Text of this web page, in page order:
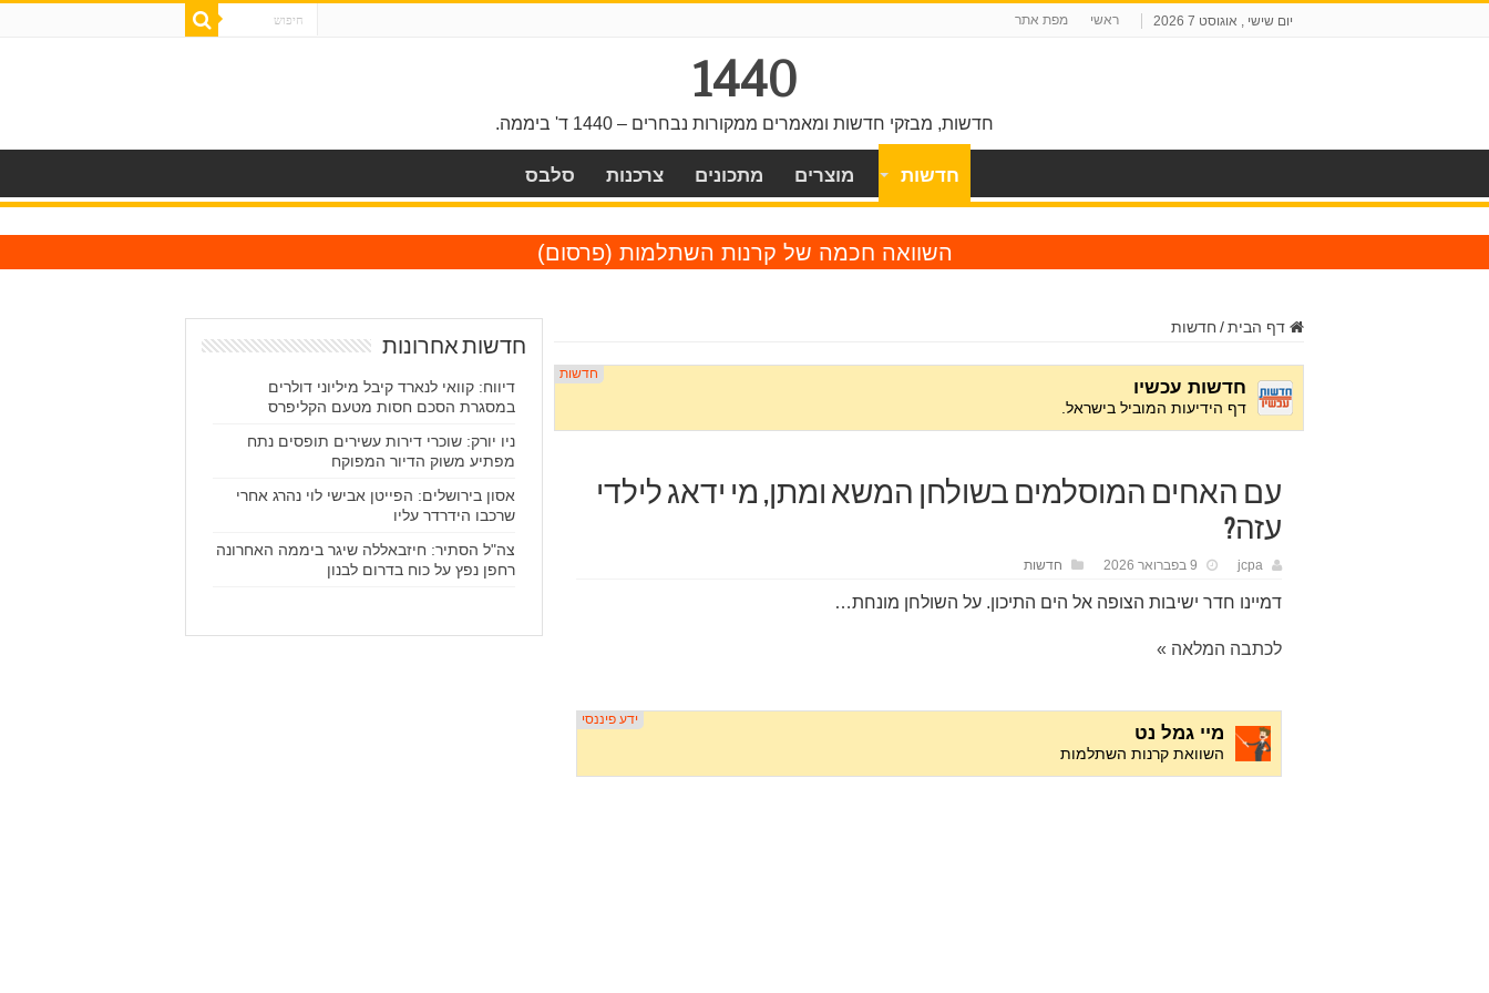
יום שישי , אוגוסט 7 2026 ראשי מפת אתר
1440
חדשות, מבזקי חדשות ומאמרים ממקורות נבחרים – 1440 ד' ביממה.
חדשות מוצרים מתכונים צרכנות סלבס
השוואה חכמה של קרנות השתלמות (פרסום)
דף הבית/ חדשות
עם האחים המוסלמים בשולחן המשא ומתן, מי ידאג לילדי
עזה?
jcpa 9 בפברואר 2026 חדשות
דמיינו חדר ישיבות הצופה אל הים התיכון. על השולחן מונחת…
לכתבה המלאה »
חדשות אחרונות
דיווח: קוואי לנארד קיבל מיליוני דולרים
במסגרת הסכם חסות מטעם הקליפרס
ניו יורק: שוכרי דירות עשירים תופסים נתח
מפתיע משוק הדיור המפוקח
אסון בירושלים: הפייטן אבישי לוי נהרג אחרי
שרכבו הידרדר עליו
צה"ל הסתיר: חיזבאללה שיגר ביממה האחרונה
רחפן נפץ על כוח בדרום לבנון